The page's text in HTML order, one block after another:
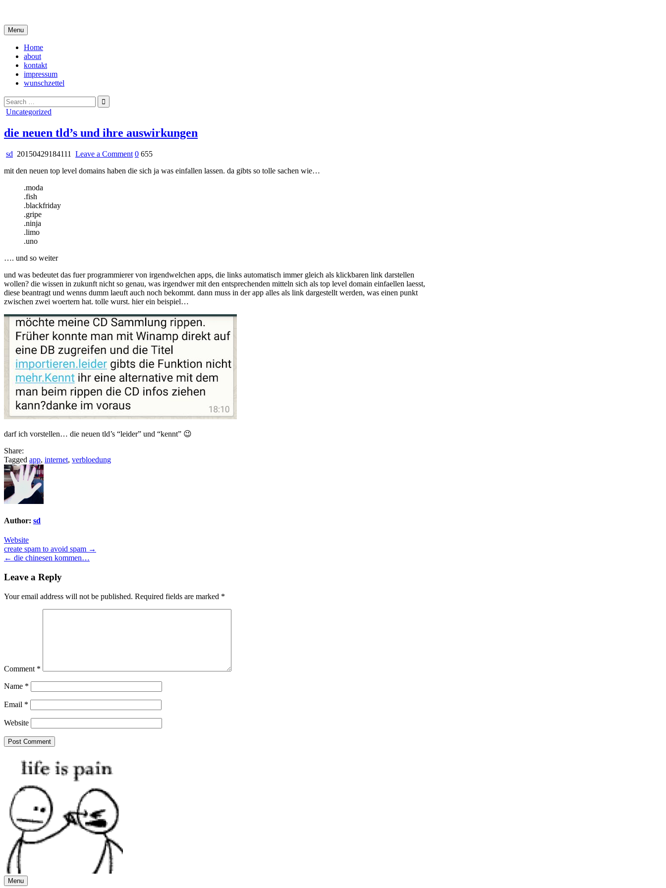
content
Menu
Home
about
kontakt
impressum
wunschzettel
Search
for:
Posted
Uncategorized
die neuen tld’s und ihre auswirkungen
sd 20150429184111 Leave a Commenton
neuen
0 655
mit den neuen top level domains haben die sich ja was einfallen lassen. da gibts so tolle sachen wie…
.moda
.fish
.blackfriday
.gripe
.ninja
.limo
.uno
…. und so weiter
und was bedeutet das fuer programmierer von irgendwelchen apps, die links automatisch immer gleich als klickbaren link darstellen
wollen? die wissen in zukunft nicht so genau, was irgendwer mit den entsprechenden mitteln sich als top level domain einfaellen laesst,
diese beantragt und wenns dumm laeuft auch noch bekommt. dann muss in der app alles als link dargestellt werden, was einen punkt
zwischen zwei woertern hat. tolle wurst. hier ein beispiel…
darf ich vorstellen… die neuen tld’s “leider” und “kennt” 😉
Share:
Tagged app, internet, verbloedung
Author: sd
Website
Post
navigation
create spam to avoid spam →
← die chinesen kommen…
Leave a Reply
Your email address will not be published. Required fields are marked *
Comment *
Name *
Email *
Website
Menu